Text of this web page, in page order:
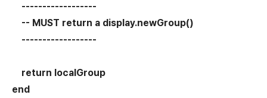
------------------
-- MUST return a display.newGroup()
------------------
return localGroup
end